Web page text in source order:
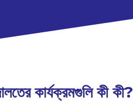
কার্যক্রমগুলি কী কী?